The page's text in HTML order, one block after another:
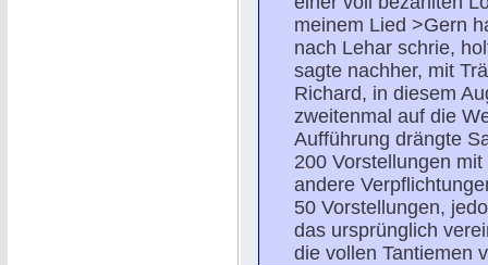
meinem Lied >Gern
nach Lehar schrie,
sagte nachher, mit
Richard, in diesem
zweitenmal auf die
Aufführung drängte
200 Vorstellungen
andere
50 Vorstellungen,
das ursprünglich
die vollen Tantiemen